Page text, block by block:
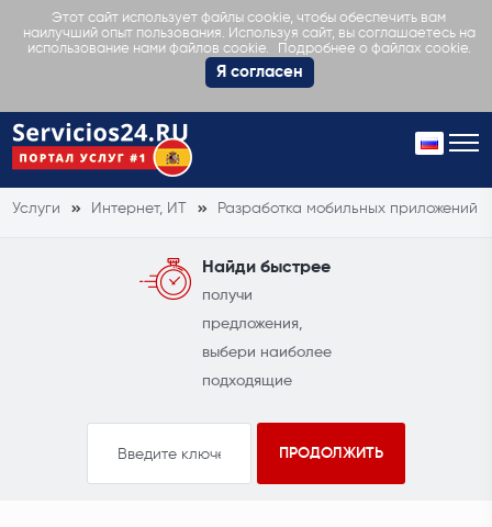
Этот сайт использует файлы cookie, чтобы обеспечить вам
наилучший опыт пользования. Используя сайт, вы соглашаетесь на
использование нами файлов cookie.
Подробнее о файлах cookie.
Я согласен
Услуги Интернет, ИТ Разработка мобильных приложений
Найди быстрее
получи
предложения,
выбери наиболее
подходящие